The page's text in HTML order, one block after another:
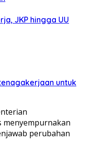
JKP hingga UU
untuk
menyempurnakan
perubahan